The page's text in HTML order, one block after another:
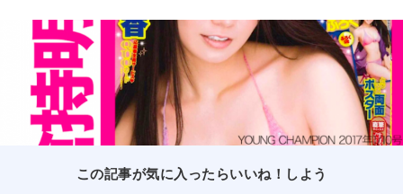
この記事が気に入ったらいいね！しよう